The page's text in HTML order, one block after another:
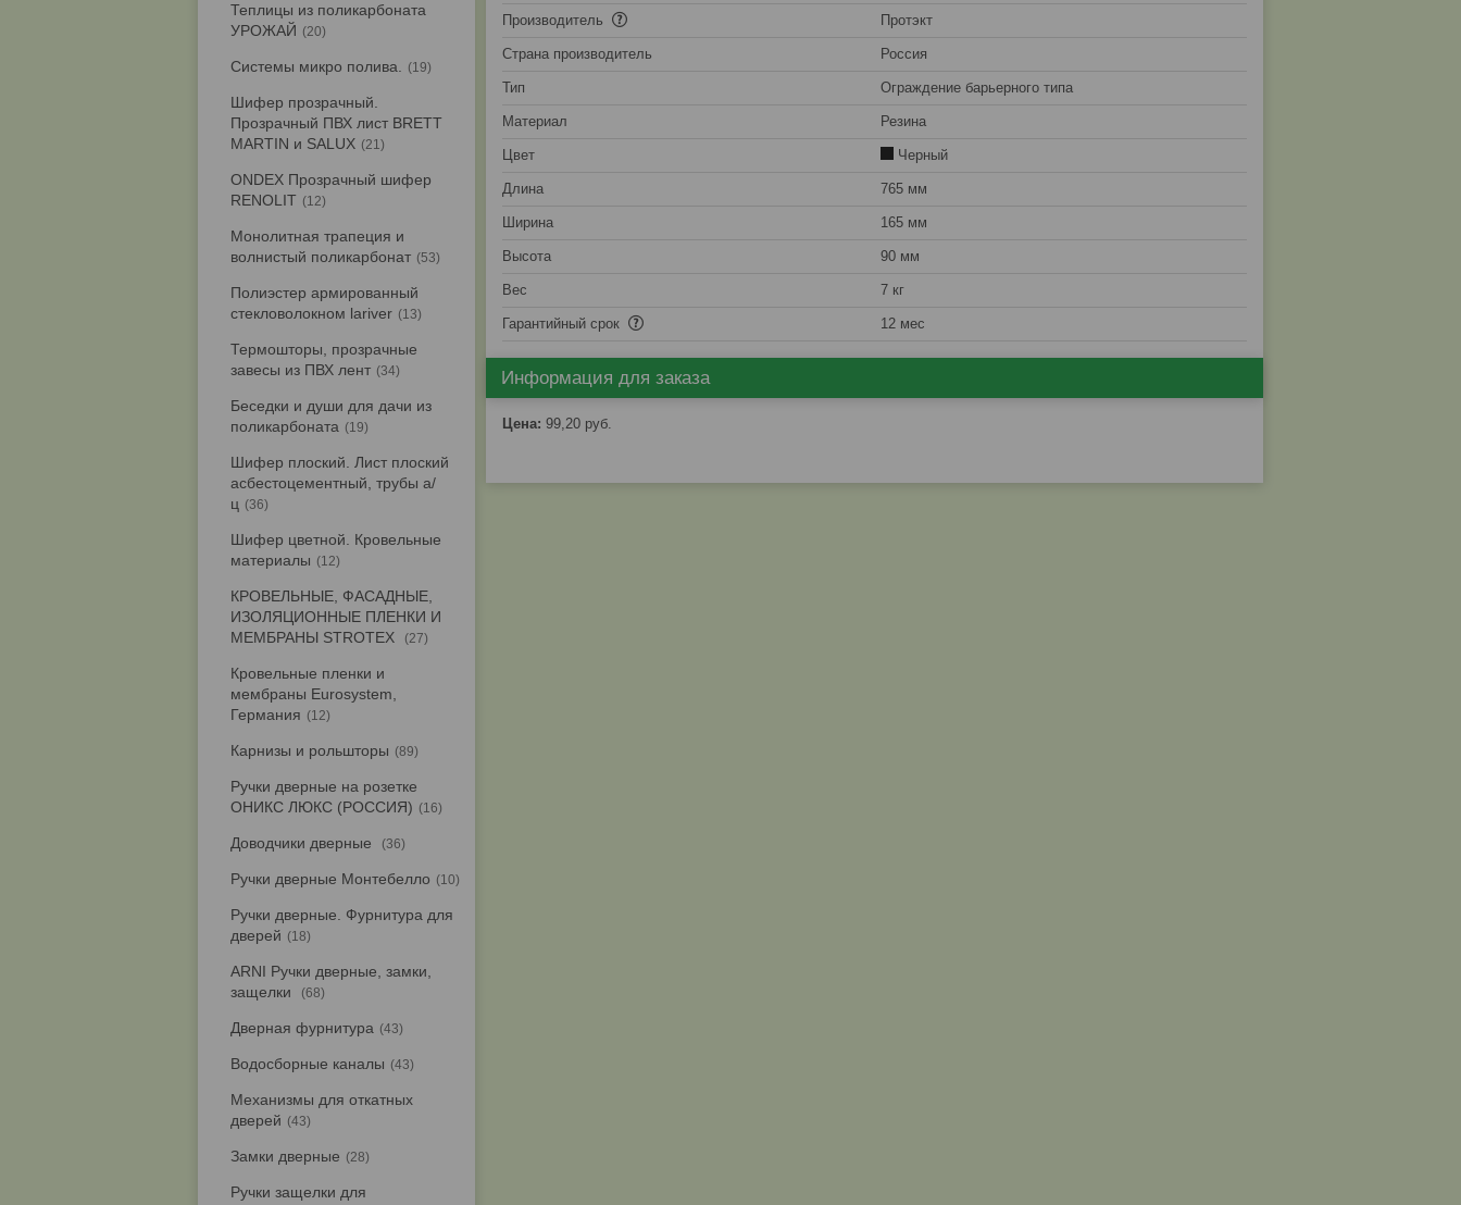
Производитель Протэкт
Страна производитель Россия
Тип Ограждение барьерного типа
Материал Резина
Цвет Черный
Длина 765 мм
Ширина 165 мм
Высота 90 мм
Вес 7 кг
Гарантийный срок 12 мес
Информация для заказа
Цена: 99,20 руб.
Теплицы из поликарбоната
УРОЖАЙ
20
Системы микро полива. 19
Шифер прозрачный.
Прозрачный ПВХ лист BRETT
MARTIN и SALUX
21
ONDEX Прозрачный шифер
RENOLIT
12
Монолитная трапеция и
волнистый поликарбонат
53
Полиэстер армированный
стекловолокном lariver
13
Термошторы, прозрачные
завесы из ПВХ лент
34
Беседки и души для дачи из
поликарбоната
19
Шифер плоский. Лист плоский
асбестоцементный, трубы а/
ц
36
Шифер цветной. Кровельные
материалы
12
КРОВЕЛЬНЫЕ, ФАСАДНЫЕ,
ИЗОЛЯЦИОННЫЕ ПЛЕНКИ И
МЕМБРАНЫ STROTEX
27
Кровельные пленки и
мембраны Eurosystem,
Германия
12
Карнизы и рольшторы 89
Ручки дверные на розетке
ОНИКС ЛЮКС (РОССИЯ)
16
Доводчики дверные 36
Ручки дверные Монтебелло 10
Ручки дверные. Фурнитура для
дверей
18
ARNI Ручки дверные, замки,
защелки
68
Дверная фурнитура 43
Водосборные каналы 43
Механизмы для откатных
дверей
43
Замки дверные 28
Ручки защелки для